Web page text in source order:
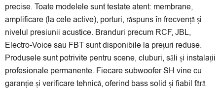
precise. Toate modelele sunt testate atent: membrane,
amplificare (la cele active), porturi, răspuns în frecvență și
nivelul presiunii acustice. Branduri precum RCF, JBL,
Electro-Voice sau FBT sunt disponibile la prețuri reduse.
Produsele sunt potrivite pentru scene, cluburi, săli și instalații
profesionale permanente. Fiecare subwoofer SH vine cu
garanție și verificare tehnică, oferind bass solid și fiabil fără